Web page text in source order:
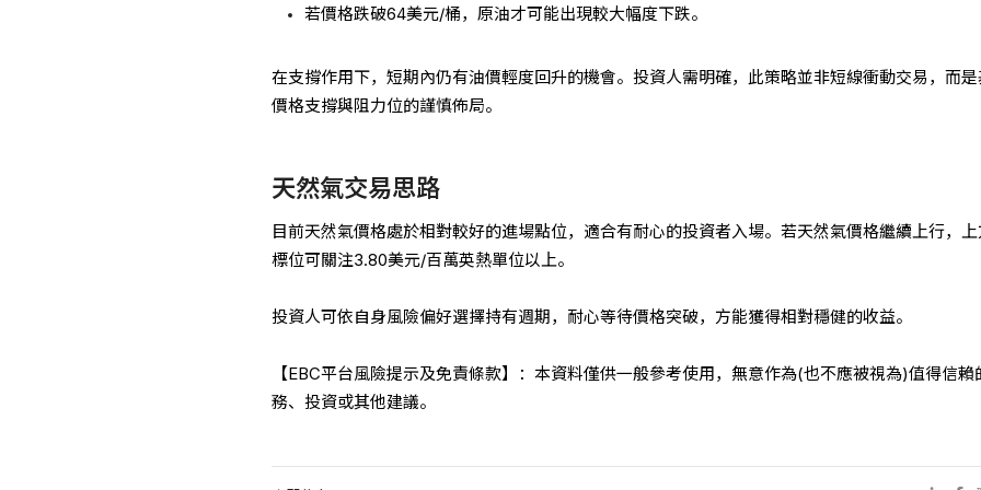
若價格跌破64美元/桶，原油才可能出現較大幅度下跌。
在支撐作用下，短期內仍有油價輕度回升的機會。投資人需明確，此策略並非短線衝動交易，而
價格支撐與阻力位的謹慎佈局。
天然氣交易思路
目前天然氣價格處於相對較好的進場點位，適合有耐心的投資者入場。若天然氣價格繼續上行，上
標位可關注3.80美元/百萬英熱單位以上。
投資人可依自身風險偏好選擇持有週期，耐心等待價格突破，方能獲得相對穩健的收益。
【EBC平台風險提示及免責條款】：本資料僅供一般參考使用，無意作為(也不應被視為)值得信賴
務、投資或其他建議。